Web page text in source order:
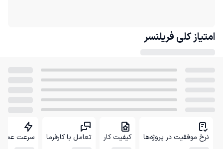
امتیاز کلی فریلنسر
نرخ موفقیت در پروژه‌ها کیفیت کار تعامل با کارفرما سرعت عمل